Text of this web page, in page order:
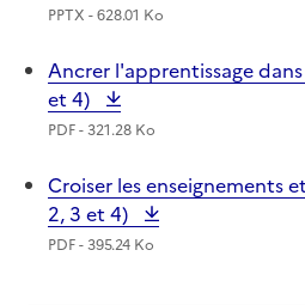
PPTX - 628.01 Ko
Ancrer l'apprentissage
et 4)
PDF - 321.28 Ko
Croiser les enseignements
2, 3 et 4)
PDF - 395.24 Ko